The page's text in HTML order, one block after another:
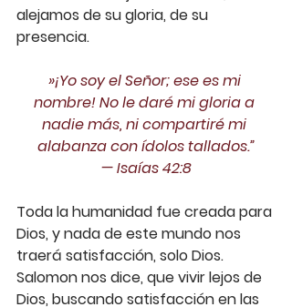
alejamos de su gloria, de su
presencia.
»¡Yo soy el Señor; ese es mi
nombre! No le daré mi gloria a
nadie más, ni compartiré mi
alabanza con ídolos tallados.”
— ‭‭Isaías‬ ‭42:8‬‬
Toda la humanidad fue creada para
Dios, y nada de este mundo nos
traerá satisfacción, solo Dios.
Salomon nos dice, que vivir lejos de
Dios, buscando satisfacción en las